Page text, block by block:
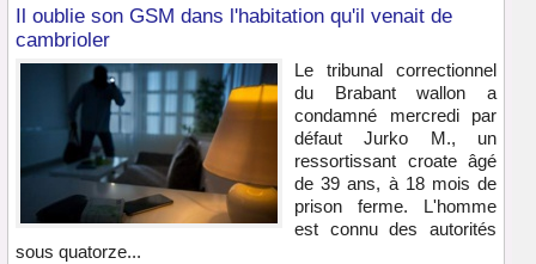
Il oublie son GSM dans l'habitation qu'il venait de
cambrioler
Le tribunal correctionnel
du Brabant wallon a
condamné mercredi par
défaut Jurko M., un
ressortissant croate âgé
de 39 ans, à 18 mois de
prison ferme. L'homme
est connu des autorités
sous quatorze...